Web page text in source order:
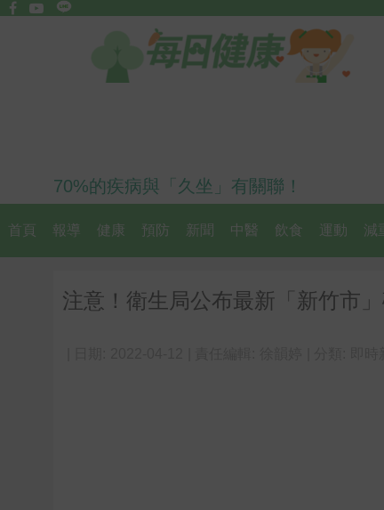
70%的疾病與「久坐」有關聯！
首頁 報導 健康 預防 新聞 中醫 飲食 運動 減
注意！衛生局公布最新「新竹市」